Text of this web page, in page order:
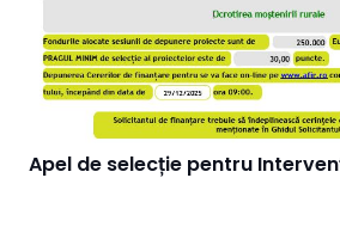
Apel de selecție pentru